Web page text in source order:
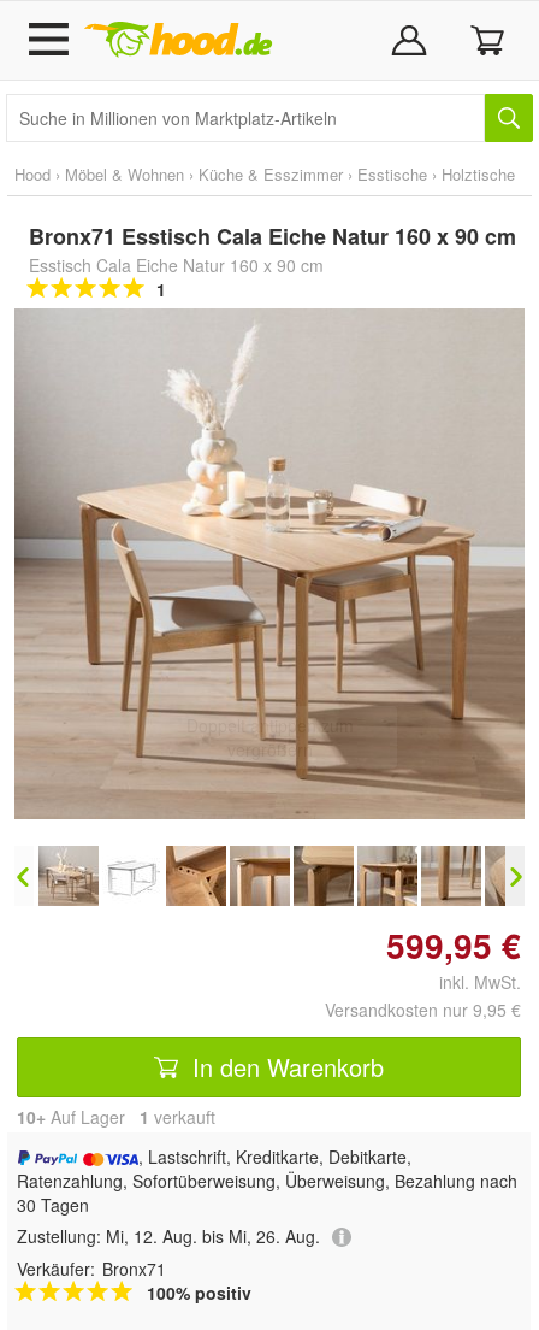
Hood › Möbel & Wohnen › Küche & Esszimmer › Esstische › Holztische
Bronx71 Esstisch Cala Eiche Natur 160 x 90 cm
Esstisch Cala Eiche Natur 160 x 90 cm
1
Doppelt antippen zum
vergrößern
599,95 €
inkl. MwSt.
Versandkosten nur 9,95 €
In den Warenkorb
10+ Auf Lager 1 verkauft
, Lastschrift, Kreditkarte, Debitkarte,
Ratenzahlung, Sofortüberweisung, Überweisung, Bezahlung nach
30 Tagen
Zustellung: Mi, 12. Aug. bis Mi, 26. Aug.
Verkäufer: Bronx71
100% positiv